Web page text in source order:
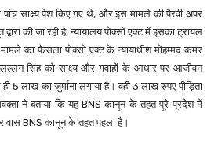
साक्ष्य पेश किए गए थे, और इस मामले की पैरवी अपर
की जा रही है, न्यायालय पोक्सो एक्ट में इसका ट्रायल
का फैसला पोक्सो एक्ट के न्यायाधीश मोहम्मद कमर
लल्लन सिंह को साक्ष्य और गवाहों के आधार पर आजीवन
5 लाख का जुर्माना लगाया है। वही 3 लाख रुपए पीड़िता
ने बताया कि यह BNS कानून के तहत पूरे प्रदेश में
BNS कानून के तहत पहला है।